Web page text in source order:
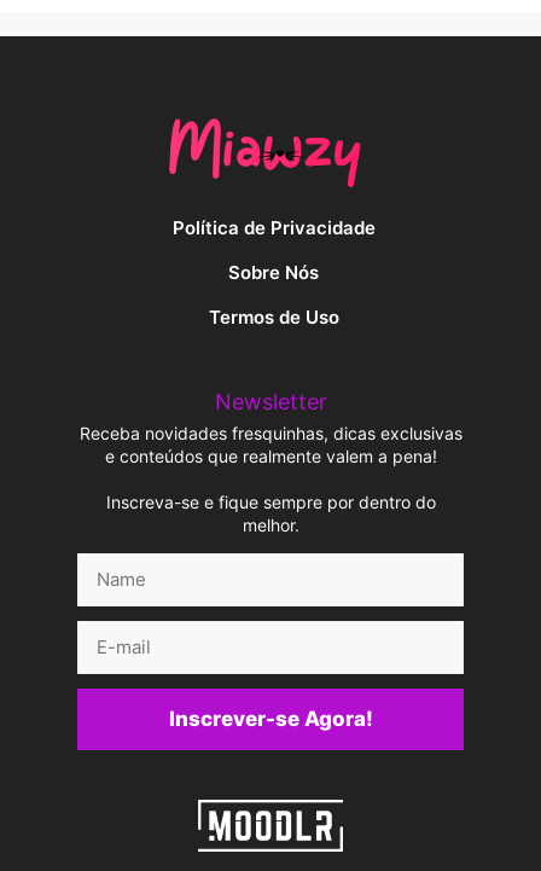
Política de Privacidade
Sobre Nós
Termos de Uso
Newsletter
Receba novidades fresquinhas, dicas exclusivas
e conteúdos que realmente valem a pena!
Inscreva-se e fique sempre por dentro do
melhor.
mail
Inscrever-se Agora!